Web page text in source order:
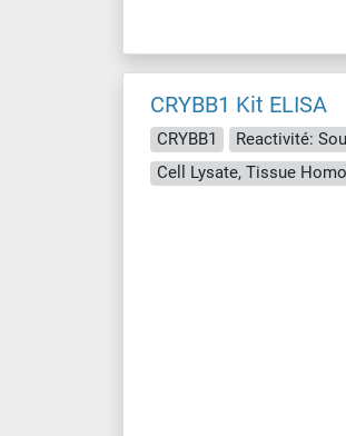
CRYBB1 Kit ELISA
CRYBB1 Reactivité:
Cell Lysate, Tissue